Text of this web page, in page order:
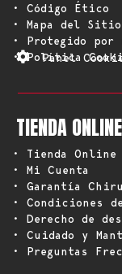
• Código Ético
• Mapa del Sitio
• Protegido por
• Política
Panel
TIENDA ONLINE
• Tienda Online
• Mi Cuenta
• Garantía
• Condiciones
• Derecho de
• Cuidado y
• Preguntas